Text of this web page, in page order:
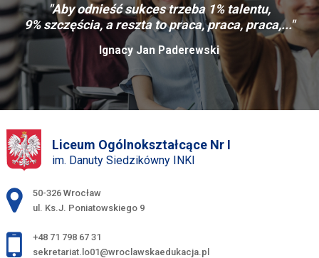
"Aby odnieść sukces trzeba 1% talentu,
9% szczęścia, a reszta to praca, praca, praca,..."
Ignacy Jan Paderewski
Liceum Ogólnokształcące Nr I
im. Danuty Siedzikówny INKI
Adres pocztowy:
50-326 Wrocław
ul. Ks.J. Poniatowskiego 9
+48 71 798 67 31
sekretariat.lo01@wroclawskaedukacja.pl